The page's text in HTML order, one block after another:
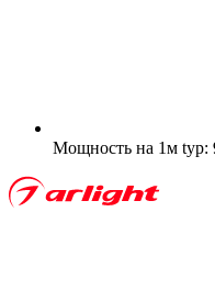
Мощность на 1м typ: